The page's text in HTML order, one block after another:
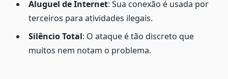
Aluguel de Internet: Sua conexão é usada por
terceiros para atividades ilegais.
Silêncio Total: O ataque é tão discreto que
muitos nem notam o problema.